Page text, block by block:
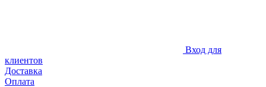
Вход для
клиентов
Доставка
Оплата